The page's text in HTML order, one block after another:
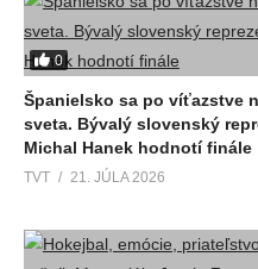
0
Španielsko sa po víťazstve
sveta. Bývalý slovenský
Michal Hanek hodnotí finále
TVT 21. JÚLA 2026